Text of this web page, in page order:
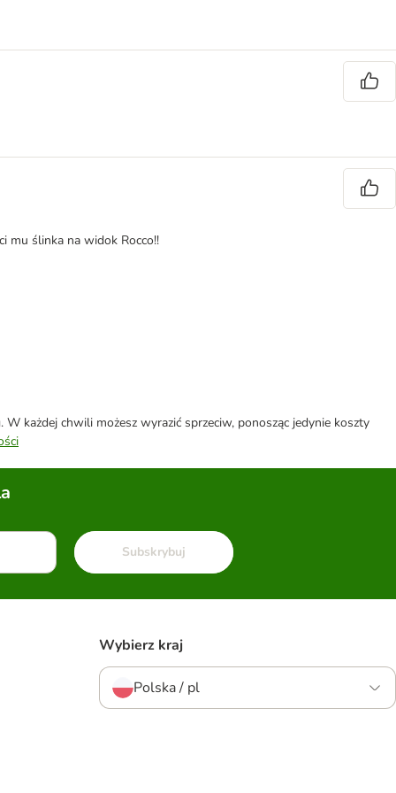
mu ślinka na widok Rocco!!
każdej chwili możesz wyrazić sprzeciw, ponosząc jedynie koszty
Subskrybuj
Wybierz kraj
Polska / pl